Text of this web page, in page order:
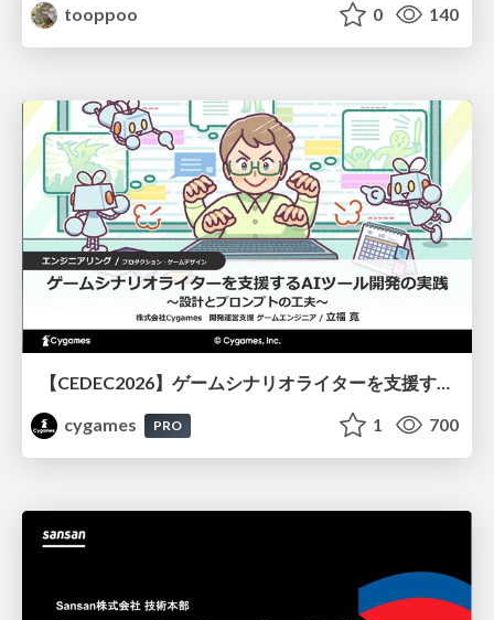
tooppoo
0 140
【CEDEC2026】ゲームシナリオライターを支援するAIツール開発の実践 ― 設計とプロンプトの工夫 ―
cygames
PRO 1 700